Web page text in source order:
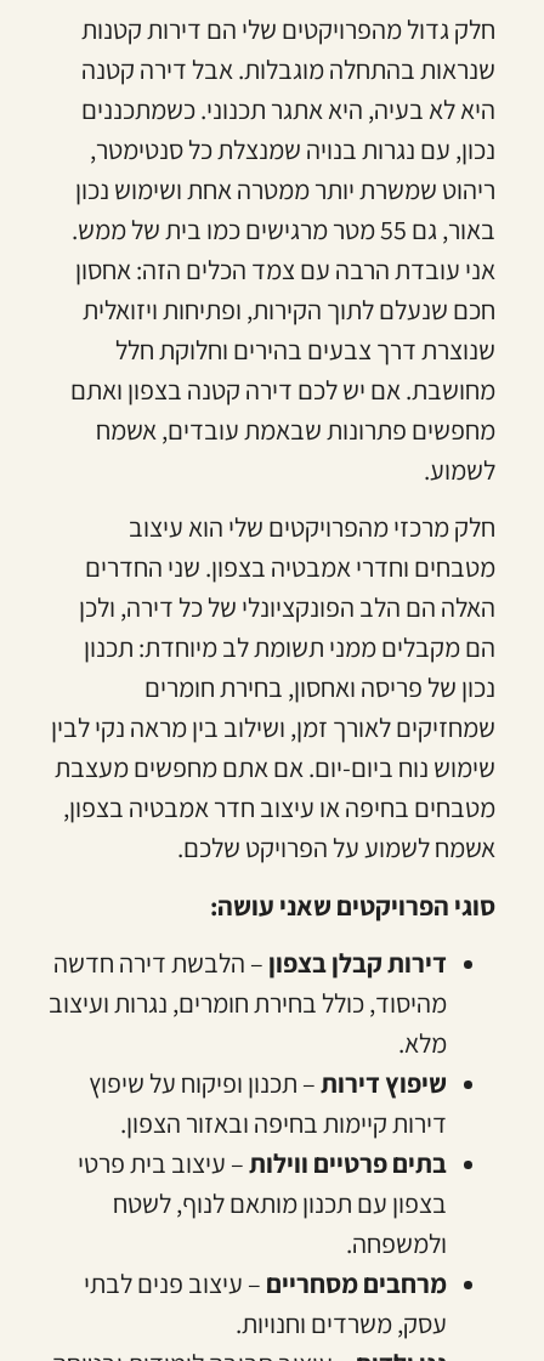
חלק גדול מהפרויקטים שלי הם דירות קטנות
שנראות בהתחלה מוגבלות. אבל דירה קטנה
היא לא בעיה, היא אתגר תכנוני. כשמתכננים
נכון, עם נגרות בנויה שמנצלת כל סנטימטר,
ריהוט שמשרת יותר ממטרה אחת ושימוש נכון
באור, גם 55 מטר מרגישים כמו בית של ממש.
אני עובדת הרבה עם צמד הכלים הזה: אחסון
חכם שנעלם לתוך הקירות, ופתיחות ויזואלית
שנוצרת דרך צבעים בהירים וחלוקת חלל
מחושבת. אם יש לכם דירה קטנה בצפון ואתם
מחפשים פתרונות שבאמת עובדים, אשמח
לשמוע.
חלק מרכזי מהפרויקטים שלי הוא עיצוב
מטבחים וחדרי אמבטיה בצפון. שני החדרים
האלה הם הלב הפונקציונלי של כל דירה, ולכן
הם מקבלים ממני תשומת לב מיוחדת: תכנון
נכון של פריסה ואחסון, בחירת חומרים
שמחזיקים לאורך זמן, ושילוב בין מראה נקי לבין
שימוש נוח ביום-יום. אם אתם מחפשים מעצבת
מטבחים בחיפה או עיצוב חדר אמבטיה בצפון,
אשמח לשמוע על הפרויקט שלכם.
סוגי הפרויקטים שאני עושה:
דירות קבלן בצפון – הלבשת דירה חדשה
מהיסוד, כולל בחירת חומרים, נגרות ועיצוב
מלא.
שיפוץ דירות– תכנון ופיקוח על שיפוץ
דירות קיימות בחיפה ובאזור הצפון.
בתים פרטיים ווילות– עיצוב בית פרטי
בצפון עם תכנון מותאם לנוף, לשטח
ולמשפחה.
מרחבים מסחריים – עיצוב פנים לבתי
עסק, משרדים וחנויות.